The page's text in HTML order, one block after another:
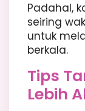
Padahal,
seiring
untuk
berkala.
Tips
Lebih